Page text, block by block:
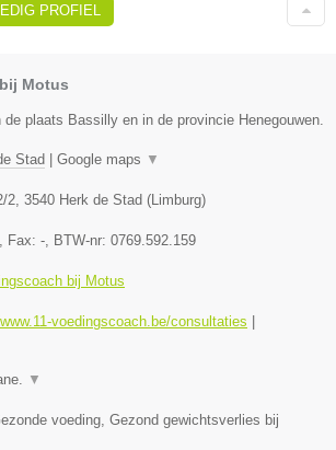
PROFIEL
Motus
plaats Bassilly en in de provincie Henegouwen.
Stad | Google maps ▼
2 3540 Herk de Stad (Limburg)
, Fax: - , BTW-nr: 0769.592.159
bij Motus
voedingscoach.be/consultaties |
▼
voeding, Gezond gewichtsverlies bij